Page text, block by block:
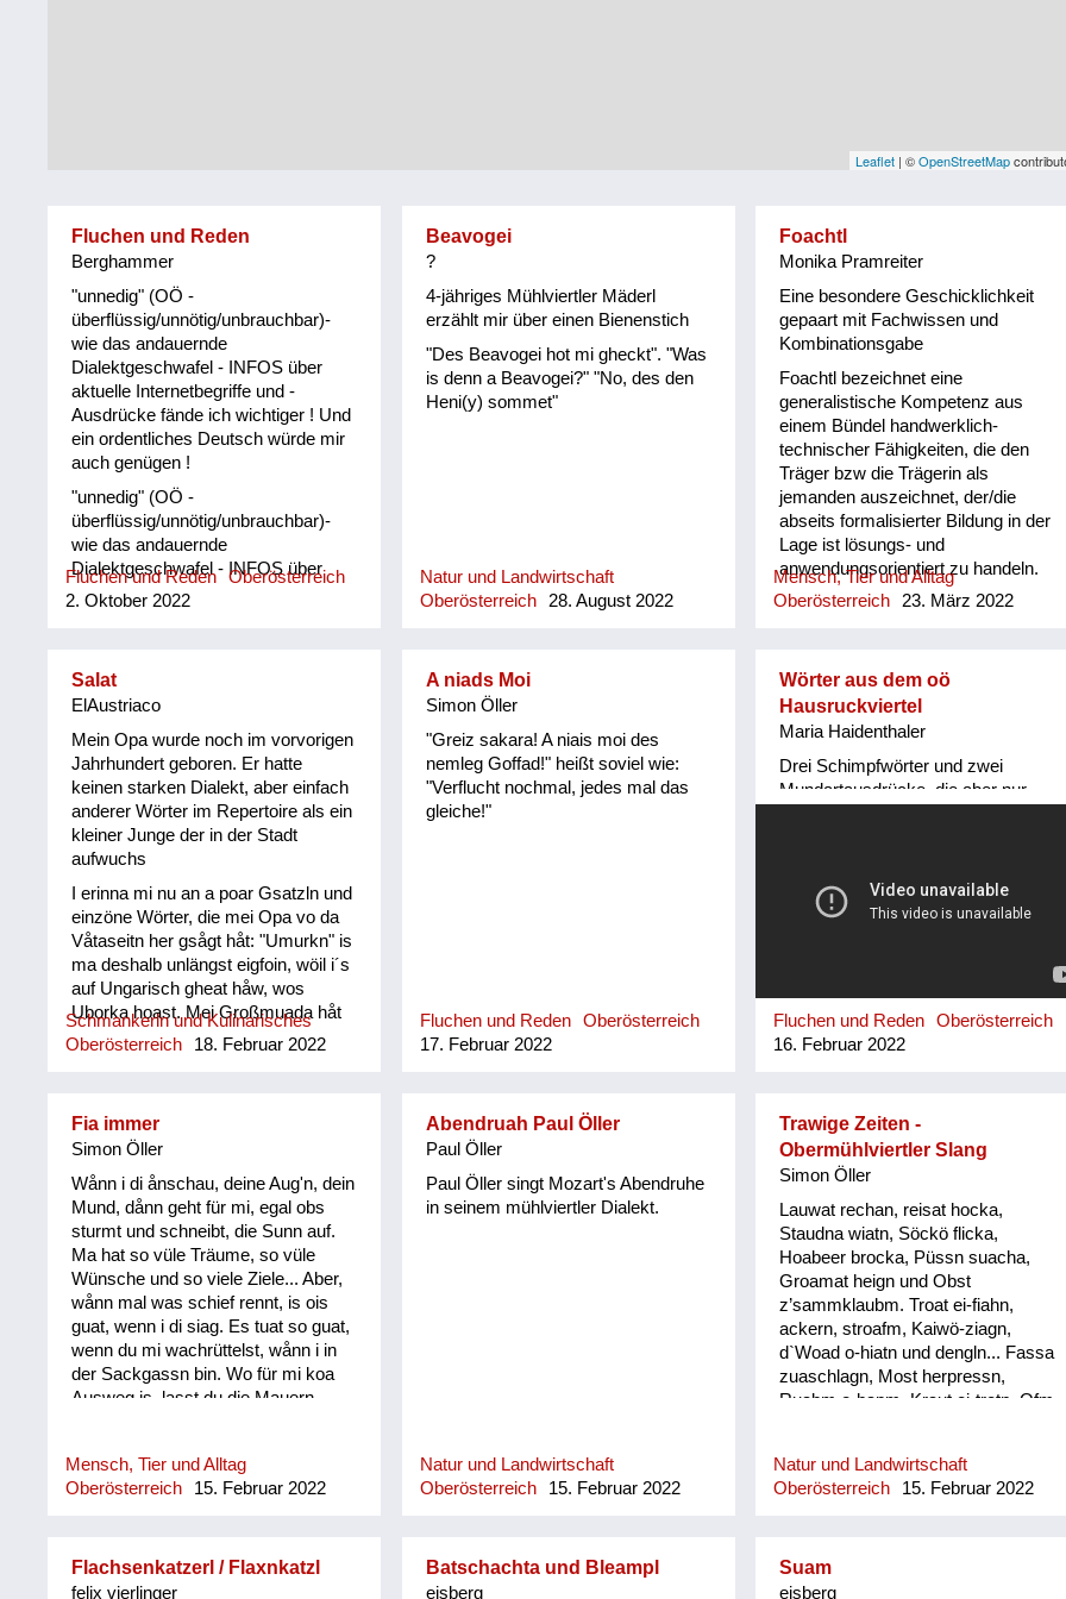
Leaflet | ©OpenStreetMap
Fluchen und Reden
Berghammer
"unnedig" (OÖ -
überflüssig/unnötig/unbrauchbar)-
wie das andauernde
Dialektgeschwafel - INFOS über
aktuelle Internetbegriffe und -
Ausdrücke fände ich wichtiger ! Und
ein ordentliches Deutsch würde mir
auch genügen !
"unnedig" (OÖ -
überflüssig/unnötig/unbrauchbar)-
wie das andauernde
Dialektgeschwafel - INFOS über
aktuelle Internetbegriffe und -
Fluchen und Reden
Oberösterreich
2. Oktober 2022
Beavogei
?
4-jähriges Mühlviertler Mäderl
erzählt mir über einen Bienenstich
"Des Beavogei hot mi gheckt". "Was
is denn a Beavogei?" "No, des den
Heni(y) sommet"
Natur und Landwirtschaft
Oberösterreich
28. August 2022
Foachtl
Monika Pramreiter
Eine besondere Geschicklichkeit
gepaart mit Fachwissen und
Kombinationsgabe
Foachtl bezeichnet eine
generalistische Kompetenz aus
einem Bündel handwerklich-
technischer Fähigkeiten, die den
Träger bzw die Trägerin als
jemanden auszeichnet, der/die
abseits formalisierter Bildung in der
Lage ist lösungs- und
anwendungsorientiert zu handeln.
Foachtl ist in unserer Familie noch
besonders innovativen
Kompetenzen, die aber unter Beweis
gestellt werden mussten.
Mensch, Tier und Alltag
Oberösterreich
23. März 2022
Salat
ElAustriaco
Mein Opa wurde noch im vorvorigen
Jahrhundert geboren. Er hatte
keinen starken Dialekt, aber einfach
anderer Wörter im Repertoire als ein
kleiner Junge der in der Stadt
aufwuchs
I erinna mi nu an a poar Gsatzln und
einzöne Wörter, die mei Opa vo da
Våtaseitn her gsågt håt: "Umurkn" is
ma deshalb unlängst eigfoin, wöil i´s
auf Ungarisch gheat håw, wos
Uborka hoast. Mei Großmuada håt
jewåis im Spätherbst den Andivi
frischen grean Salåt ghåwt håm.
Schmankerln und Kulinarisches
Oberösterreich
18. Februar 2022
A niads Moi
Simon Öller
"Greiz sakara! A niais moi des
nemleg Goffad!" heißt soviel wie:
"Verflucht nochmal, jedes mal das
gleiche!"
Fluchen und Reden
Oberösterreich
17. Februar 2022
Wörter aus dem oö
Hausruckviertel
Maria Haidenthaler
Drei Schimpfwörter und zwei
Mundartausdrücke, die aber nur
Fluchen und Reden
Oberösterreich
16. Februar 2022
Fia immer
Simon Öller
Wånn i di ånschau, deine Aug'n, dein
Mund, dånn geht für mi, egal obs
sturmt und schneibt, die Sunn auf.
Ma hat so vüle Träume, so vüle
Wünsche und so viele Ziele... Aber,
wånn mal was schief rennt, is ois
guat, wenn i di siag. Es tuat so guat,
wenn du mi wachrüttelst, wånn i in
der Sackgassn bin. Wo für mi koa
Ausweg is, lasst du die Mauern
auf und i siag wieder klar, gibst mir
die Kraft, baust mi wieder auf, und di
wånn bei mir wieder mal a Sicherung
durchbrennt, möcht' i zwar net
Mensch, Tier und Alltag
Oberösterreich
15. Februar 2022
Abendruah Paul Öller
Paul Öller
Paul Öller singt Mozart's Abendruhe
in seinem mühlviertler Dialekt.
Natur und Landwirtschaft
Oberösterreich
15. Februar 2022
Trawige Zeiten -
Obermühlviertler Slang
Simon Öller
Lauwat rechan, reisat hocka,
Staudna wiatn, Söckö flicka,
Hoabeer brocka, Püssn suacha,
Groamat heign und Obst
z’sammklaubm. Troat ei-fiahn,
ackern, stroafm, Kaiwö-ziagn,
d`Woad o-hiatn und dengln... Fassa
zuaschlagn, Most herpressn,
Ruabm o-hapm, Kraut ei-tretn, Ofm
Haar schnei´lassn, Mist ausführn, d
´Wiesn odl´n und dengeln. Loatan-
Blunzn mocha, Bandln wewan,
Schwingan z`ein, Kiada geh, Fedan
Natur und Landwirtschaft
Oberösterreich
15. Februar 2022
Flachsenkatzerl / Flaxnkatzl
felix vierlinger
Batschachta und Bleampl
eisberg
Suam
eisberg